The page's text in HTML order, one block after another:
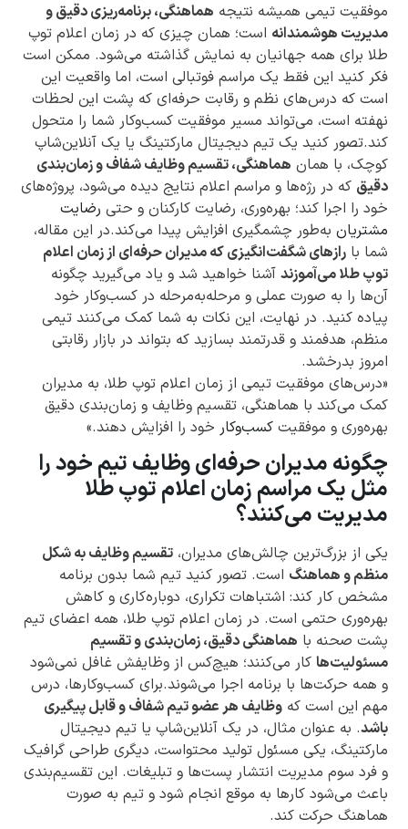
موفقیت تیمی همیشه نتیجه هماهنگی، برنامه‌ریزی دقیق و
مدیریت هوشمندانه است؛ همان چیزی که در زمان اعلام توپ
طلا برای همه جهانیان به نمایش گذاشته می‌شود. ممکن است
فکر کنید این فقط یک مراسم فوتبالی است، اما واقعیت این
است که درس‌های نظم و رقابت حرفه‌ای که پشت این لحظات
نهفته است، می‌تواند مسیر موفقیت کسب‌وکار شما را متحول
کند.تصور کنید یک تیم دیجیتال مارکتینگ یا یک آنلاین‌شاپ
کوچک، با همان هماهنگی، تقسیم وظایف شفاف و زمان‌بندی
دقیق که در رژه‌ها و مراسم اعلام نتایج دیده می‌شود، پروژه‌های
خود را اجرا کند؛ بهره‌وری، رضایت کارکنان و حتی رضایت
مشتریان به‌طور چشمگیری افزایش پیدا می‌کند.در این مقاله،
شما با رازهای شگفت‌انگیزی که مدیران حرفه‌ای از زمان اعلام
توپ طلا می‌آموزند آشنا خواهید شد و یاد می‌گیرید چگونه
آن‌ها را به صورت عملی و مرحله‌به‌مرحله در کسب‌وکار خود
پیاده کنید. در نهایت، این نکات به شما کمک می‌کنند تیمی
منظم، هدفمند و قدرتمند بسازید که بتواند در بازار رقابتی
امروز بدرخشد.
«درس‌های موفقیت تیمی از زمان اعلام توپ طلا، به مدیران
کمک می‌کند با هماهنگی، تقسیم وظایف و زمان‌بندی دقیق
بهره‌وری و موفقیت کسب‌وکار خود را افزایش دهند.»
چگونه مدیران حرفه‌ای وظایف تیم خود را
مثل یک مراسم زمان اعلام توپ طلا
مدیریت می‌کنند؟
یکی از بزرگ‌ترین چالش‌های مدیران، تقسیم وظایف به شکل
منظم و هماهنگ است. تصور کنید تیم شما بدون برنامه
مشخص کار کند: اشتباهات تکراری، دوباره‌کاری و کاهش
بهره‌وری حتمی است. در زمان اعلام توپ طلا، همه اعضای تیم
پشت صحنه با هماهنگی دقیق، زمان‌بندی و تقسیم
مسئولیت‌ها کار می‌کنند؛ هیچ‌کس از وظایفش غافل نمی‌شود
و همه حرکت‌ها با برنامه اجرا می‌شوند.برای کسب‌وکارها، درس
مهم این است که وظایف هر عضو تیم شفاف و قابل پیگیری
باشد. به عنوان مثال، در یک آنلاین‌شاپ یا تیم دیجیتال
مارکتینگ، یکی مسئول تولید محتواست، دیگری طراحی گرافیک
و فرد سوم مدیریت انتشار پست‌ها و تبلیغات. این تقسیم‌بندی
باعث می‌شود کارها به موقع انجام شود و تیم به صورت
هماهنگ حرکت کند.